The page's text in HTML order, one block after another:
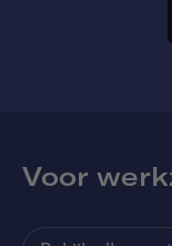
Voor